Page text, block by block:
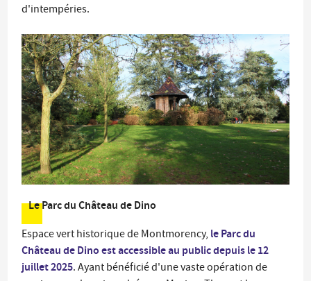
d'intempéries.
Le Parc du Château de Dino
Espace vert historique de Montmorency, le Parc du
Château de Dino est accessible au public depuis le 12
juillet 2025. Ayant bénéficié d'une vaste opération de